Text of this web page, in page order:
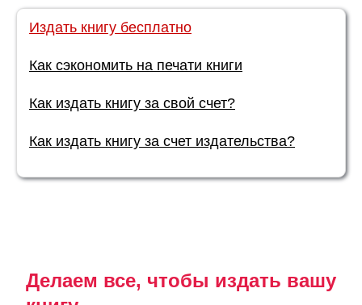
Издать книгу бесплатно
Как сэкономить на печати книги
Как издать книгу за свой счет?
Как издать книгу за счет издательства?
Делаем все, чтобы издать вашу